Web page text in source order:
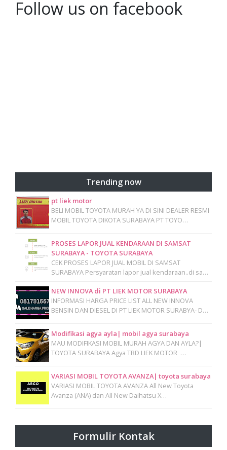
Follow us on facebook
Trending now
pt liek motor
BELI MOBIL TOYOTA MURAH YA DI SINI DEALER RESMI
MOBIL TOYOTA DIKOTA SURABAYA PT TOYO…
PROSES LAPOR JUAL KENDARAAN DI SAMSAT
SURABAYA - TOYOTA SURABAYA
CEK PROSES LAPOR JUAL MOBIL DI SAMSAT
SURABAYA Persyaratan lapor jual kendaraan..di sa…
NEW INNOVA di PT LIEK MOTOR SURABAYA
INFORMASI HARGA PRICE LIST ALL NEW INNOVA
BENSIN DAN DIESEL DI PT LIEK MOTOR SURABYA- D…
Modifikasi agya ayla| mobil agya surabaya
MAU MODIFIKASI MOBIL MURAH AGYA DAN AYLA?|
TOYOTA SURABAYA Agya TRD LIEK MOTOR …
VARIASI MOBIL TOYOTA AVANZA| toyota surabaya
VARIASI MOBIL TOYOTA AVANZA All New Toyota
Avanza (ANA) dan All New Daihatsu X…
Formulir Kontak